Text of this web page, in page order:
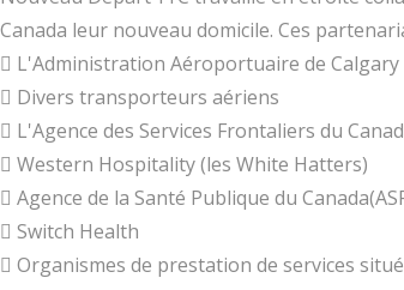
Canada leur nouveau domicile. Ces
L'Administration Aéroportuaire de Calgary
Divers transporteurs aériens
L'Agence des Services Frontaliers du
Western Hospitality (les White Hatters)
Agence de la Santé Publique du
Switch Health
Organismes de prestation de services